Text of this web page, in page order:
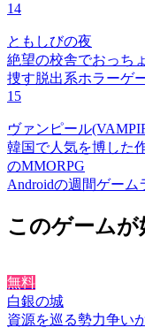
14
ともしびの夜
絶望の校舎でおっち
捜す脱出系ホラーゲ
15
ヴァンピール
韓国で人気を博した
のMMORPG
Androidの週間ゲーム
このゲーム
無料
白銀の城
資源を巡る勢力争い